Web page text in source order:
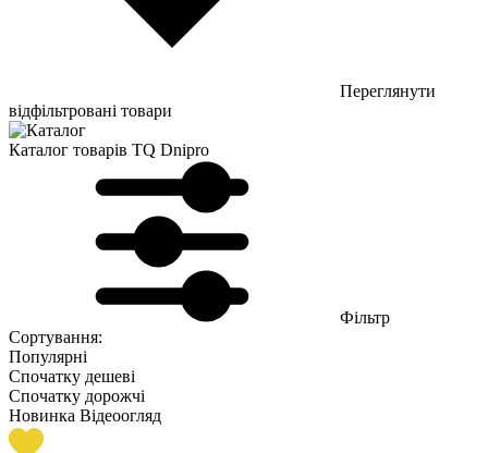
Переглянути
відфільтровані товари
Каталог товарів TQ Dnipro
Фільтр
Сортування:
Популярні
Спочатку дешеві
Спочатку дорожчі
Новинка Відеоогляд